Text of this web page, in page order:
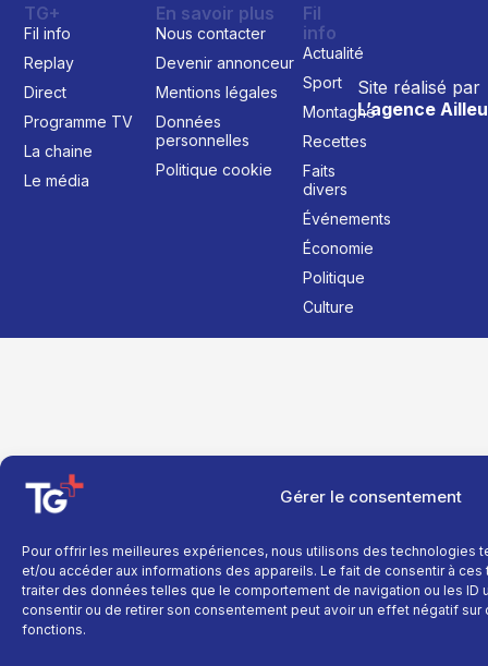
Gérer le consentement
Pour offrir les meilleures expériences, nous utilisons des technologies
et/ou accéder aux informations des appareils. Le fait de consentir à
traiter des données telles que le comportement de navigation ou les ID
consentir ou de retirer son consentement peut avoir un effet négatif
fonctions.
Site réalisé par
L’agence
TG+
Fil info
Replay
Direct
Programme TV
La chaine
Le média
En savoir plus
Nous contacter
Devenir annonceur
Mentions légales
Données
personnelles
Politique cookie
Fil
info
Actualité
Sport
Montagne
Recettes
Faits
divers
Événements
Économie
Politique
Culture